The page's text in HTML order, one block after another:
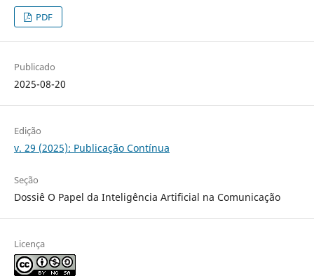
PDF
Publicado
2025-08-20
Edição
v. 29 (2025): Publicação Contínua
Seção
Dossiê O Papel da Inteligência Artificial na Comunicação
Licença